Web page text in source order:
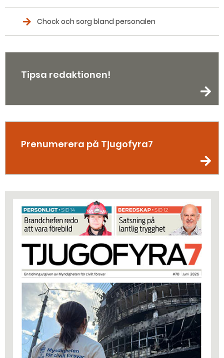
Chock och sorg bland personalen
Tipsa redaktionen!
Prenumerera på Tjugofyra7